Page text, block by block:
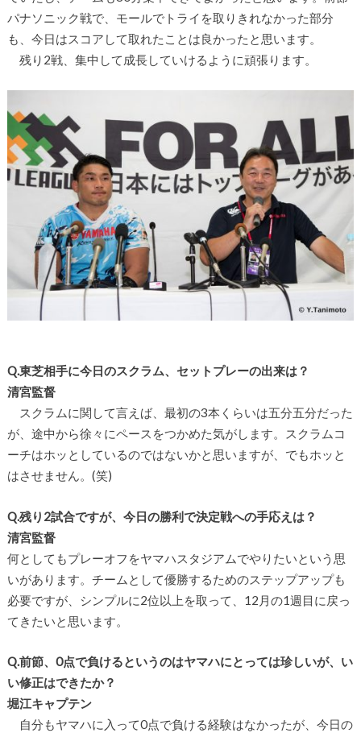
パナソニック戦で、モールでトライを取りきれなかった部分
も、今日はスコアして取れたことは良かったと思います。
残り2戦、集中して成長していけるように頑張ります。
Q.東芝相手に今日のスクラム、セットプレーの出来は？
清宮監督
スクラムに関して言えば、最初の3本くらいは五分五分だった
が、途中から徐々にペースをつかめた気がします。スクラムコ
ーチはホッとしているのではないかと思いますが、でもホッと
はさせません。(笑)
Q.残り2試合ですが、今日の勝利で決定戦への手応えは？
清宮監督
何としてもプレーオフをヤマハスタジアムでやりたいという思
いがあります。チームとして優勝するためのステップアップも
必要ですが、シンプルに2位以上を取って、12月の1週目に戻っ
てきたいと思います。
Q.前節、0点で負けるというのはヤマハにとっては珍しいが、い
い修正はできたか？
堀江キャプテン
自分もヤマハに入って0点で負ける経験はなかったが、今日の